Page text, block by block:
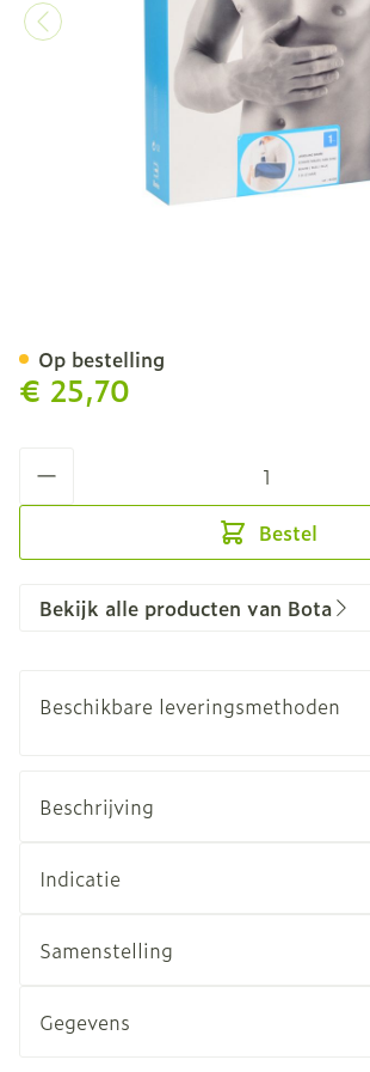
€ 25,70
Bestel
Op bestelling
Bekijk alle producten van Bota
Beschikbare leveringsmethoden
Beschrijving
Indicatie
Samenstelling
Gegevens